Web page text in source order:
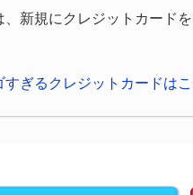
新規にクレジットカード
すぎるクレジットカードは